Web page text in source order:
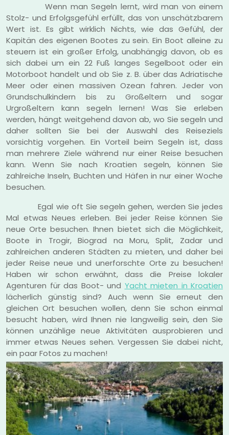
Wenn man Segeln lernt, wird man von einem
Stolz- und Erfolgsgefühl erfüllt, das von unschätzbarem
Wert ist. Es gibt wirklich Nichts, wie das Gefühl, der
Kapitän des eigenen Bootes zu sein. Ein Boot alleine zu
steuern ist ein großer Erfolg, unabhängig davon, ob es
sich dabei um ein 22 Fuß langes Segelboot oder ein
Motorboot handelt und ob Sie z. B. über das Adriatische
Meer oder einen massiven Ozean fahren. Jeder von
Grundschulkindern bis zu Großeltern und sogar
Urgroßeltern kann segeln lernen! Was Sie erleben
werden, hängt weitgehend davon ab, wo Sie segeln und
daher sollten Sie bei der Auswahl des Reiseziels
vorsichtig vorgehen. Ein Vorteil beim Segeln ist, dass
man mehrere Ziele während nur einer Reise besuchen
kann. Wenn Sie nach Kroatien segeln, können Sie
zahlreiche Inseln, Buchten und Häfen in nur einer Woche
besuchen.
Egal wie oft Sie segeln gehen, werden Sie jedes
Mal etwas Neues erleben. Bei jeder Reise können Sie
neue Orte besuchen. Ihnen bietet sich die Möglichkeit,
Boote in Trogir, Biograd na Moru, Split, Zadar und
zahlreichen anderen Städten zu mieten, und daher bei
jeder Reise neue und unerforschte Orte zu besuchen!
Haben wir schon erwähnt, dass die Preise lokaler
Agenturen für das Boot- und Yacht mieten in Kroatien
lächerlich günstig sind? Auch wenn Sie erneut den
gleichen Ort besuchen wollen, denn Sie schon einmal
besucht haben, wird Ihnen nie langweilig sein, den Sie
können unzählige neue Aktivitäten ausprobieren und
immer etwas Neues sehen. Vergessen Sie dabei nicht,
ein paar Fotos zu machen!